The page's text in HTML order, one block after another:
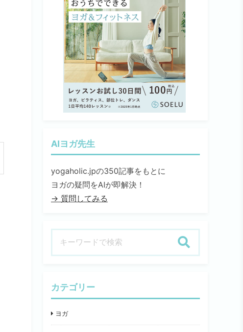
AIヨガ先生
yogaholic.jpの350記事をもとに
ヨガの疑問をAIが即解決！
→ 質問してみる
カテゴリー
ヨガ